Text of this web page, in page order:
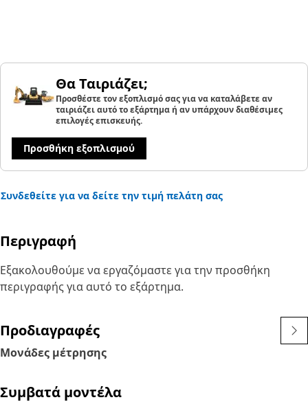
Θα Ταιριάζει;
Προσθέστε τον εξοπλισμό σας για να καταλάβετε αν
ταιριάζει αυτό το εξάρτημα ή αν υπάρχουν διαθέσιμες
επιλογές επισκευής.
Προσθήκη εξοπλισμού
Συνδεθείτε για να δείτε την τιμή πελάτη σας
Περιγραφή
Εξακολουθούμε να εργαζόμαστε για την προσθήκη
περιγραφής για αυτό το εξάρτημα.
Προδιαγραφές
Μονάδες μέτρησης
Συμβατά μοντέλα